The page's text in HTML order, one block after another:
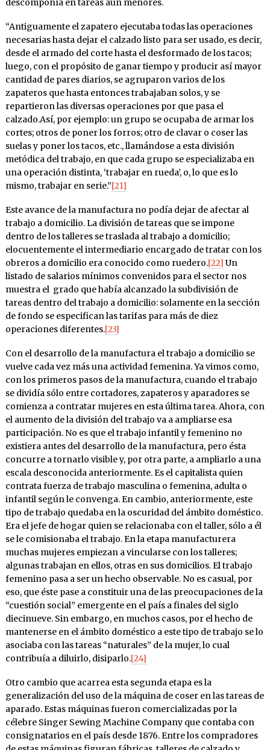
descomponía en tareas aún menores.
“Antiguamente el zapatero ejecutaba todas las operaciones
necesarias hasta dejar el calzado listo para ser usado, es decir,
desde el armado del corte hasta el desformado de los tacos;
luego, con el propósito de ganar tiempo y producir así mayor
cantidad de pares diarios, se agruparon varios de los
zapateros que hasta entonces trabajaban solos, y se
repartieron las diversas operaciones por que pasa el
calzado.Así, por ejemplo: un grupo se ocupaba de armar los
cortes; otros de poner los forros; otro de clavar o coser las
suelas y poner los tacos, etc., llamándose a esta división
metódica del trabajo, en que cada grupo se especializaba en
una operación distinta, ‘trabajar en rueda’, o, lo que es lo
mismo, trabajar en serie.”[21]
Este avance de la manufactura no podía dejar de afectar al
trabajo a domicilio. La división de tareas que se impone
dentro de los talleres se traslada al trabajo a domicilio;
elocuentemente el intermediario encargado de tratar con los
obreros a domicilio era conocido como ruedero.[22] Un
listado de salarios mínimos convenidos para el sector nos
muestra el grado que había alcanzado la subdivisión de
tareas dentro del trabajo a domicilio: solamente en la sección
de fondo se especifican las tarifas para más de diez
operaciones diferentes.[23]
Con el desarrollo de la manufactura el trabajo a domicilio se
vuelve cada vez más una actividad femenina. Ya vimos como,
con los primeros pasos de la manufactura, cuando el trabajo
se dividía sólo entre cortadores, zapateros y aparadores se
comienza a contratar mujeres en esta última tarea. Ahora, con
el aumento de la división del trabajo va a ampliarse esa
participación. No es que el trabajo infantil y femenino no
existiera antes del desarrollo de la manufactura, pero ésta
concurre a tornarlo visible y, por otra parte, a ampliarlo a una
escala desconocida anteriormente. Es el capitalista quien
contrata fuerza de trabajo masculina o femenina, adulta o
infantil según le convenga. En cambio, anteriormente, este
tipo de trabajo quedaba en la oscuridad del ámbito doméstico.
Era el jefe de hogar quien se relacionaba con el taller, sólo a él
se le comisionaba el trabajo. En la etapa manufacturera
muchas mujeres empiezan a vincularse con los talleres;
algunas trabajan en ellos, otras en sus domicilios. El trabajo
femenino pasa a ser un hecho observable. No es casual, por
eso, que éste pase a constituir una de las preocupaciones de la
“cuestión social” emergente en el país a finales del siglo
diecinueve. Sin embargo, en muchos casos, por el hecho de
mantenerse en el ámbito doméstico a este tipo de trabajo se lo
asociaba con las tareas “naturales” de la mujer, lo cual
contribuía a diluirlo, disiparlo.[24]
Otro cambio que acarrea esta segunda etapa es la
generalización del uso de la máquina de coser en las tareas de
aparado. Estas máquinas fueron comercializadas por la
célebre Singer Sewing Machine Company que contaba con
consignatarios en el país desde 1876. Entre los compradores